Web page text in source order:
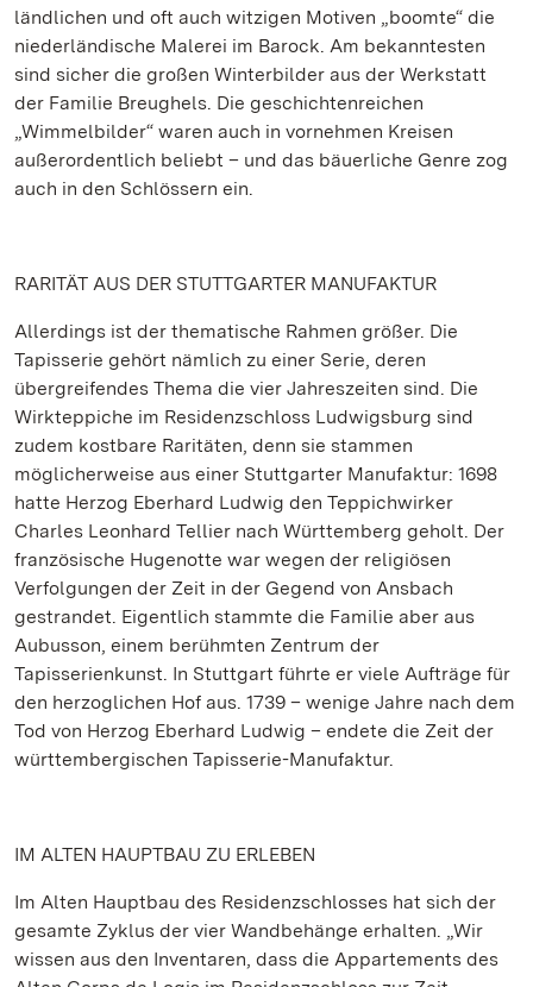
ländlichen und oft auch witzigen Motiven „boomte“ die
niederländische Malerei im Barock. Am bekanntesten
sind sicher die großen Winterbilder aus der Werkstatt
der Familie Breughels. Die geschichtenreichen
„Wimmelbilder“ waren auch in vornehmen Kreisen
außerordentlich beliebt – und das bäuerliche Genre zog
auch in den Schlössern ein.
RARITÄT AUS DER STUTTGARTER MANUFAKTUR
Allerdings ist der thematische Rahmen größer. Die
Tapisserie gehört nämlich zu einer Serie, deren
übergreifendes Thema die vier Jahreszeiten sind. Die
Wirkteppiche im Residenzschloss Ludwigsburg sind
zudem kostbare Raritäten, denn sie stammen
möglicherweise aus einer Stuttgarter Manufaktur: 1698
hatte Herzog Eberhard Ludwig den Teppichwirker
Charles Leonhard Tellier nach Württemberg geholt. Der
französische Hugenotte war wegen der religiösen
Verfolgungen der Zeit in der Gegend von Ansbach
gestrandet. Eigentlich stammte die Familie aber aus
Aubusson, einem berühmten Zentrum der
Tapisserienkunst. In Stuttgart führte er viele Aufträge für
den herzoglichen Hof aus. 1739 – wenige Jahre nach dem
Tod von Herzog Eberhard Ludwig – endete die Zeit der
württembergischen Tapisserie-Manufaktur.
IM ALTEN HAUPTBAU ZU ERLEBEN
Im Alten Hauptbau des Residenzschlosses hat sich der
gesamte Zyklus der vier Wandbehänge erhalten. „Wir
wissen aus den Inventaren, dass die Appartements des